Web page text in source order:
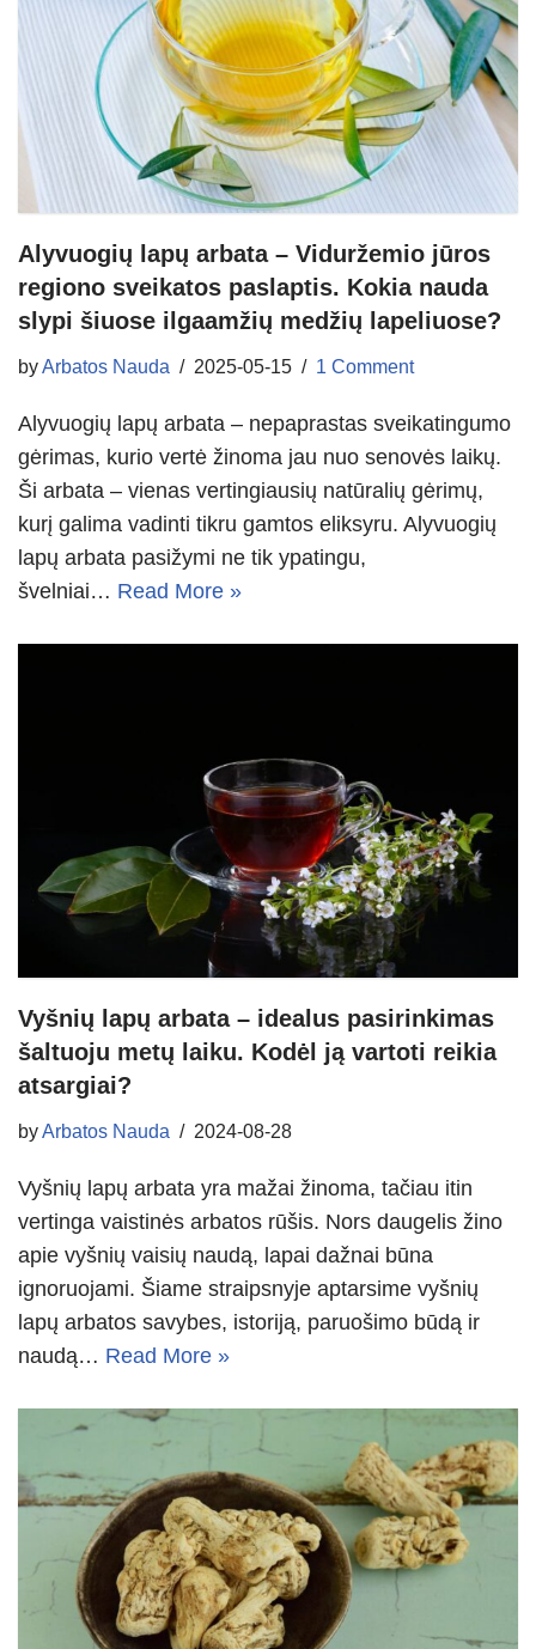
Alyvuogių lapų arbata – Viduržemio jūros
regiono sveikatos paslaptis. Kokia nauda
slypi šiuose ilgaamžių medžių lapeliuose?
byArbatos Nauda 2025-05-15 1 Comment
Alyvuogių lapų arbata – nepaprastas sveikatingumo
gėrimas, kurio vertė žinoma jau nuo senovės laikų.
Ši arbata – vienas vertingiausių natūralių gėrimų,
kurį galima vadinti tikru gamtos eliksyru. Alyvuogių
lapų arbata pasižymi ne tik ypatingu,
švelniai… Read More »
Vyšnių lapų arbata – idealus pasirinkimas
šaltuoju metų laiku. Kodėl ją vartoti reikia
atsargiai?
byArbatos Nauda 2024-08-28
Vyšnių lapų arbata yra mažai žinoma, tačiau itin
vertinga vaistinės arbatos rūšis. Nors daugelis žino
apie vyšnių vaisių naudą, lapai dažnai būna
ignoruojami. Šiame straipsnyje aptarsime vyšnių
lapų arbatos savybes, istoriją, paruošimo būdą ir
naudą… Read More »